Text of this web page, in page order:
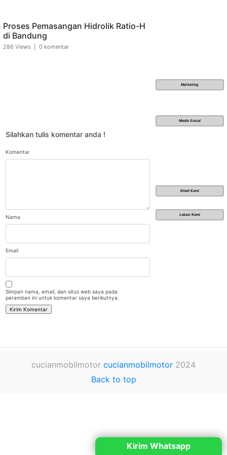
Proses Pemasangan Hidrolik Ratio-H
di Bandung
286 Views | 0 komentar
Silahkan tulis komentar anda !
Komentar
Nama
Email
Simpan nama, email, dan situs web saya pada
peramban ini untuk komentar saya berikutnya.
Marketing
Media Sosial
Email Kami
Lokasi Kami
cucianmobilmotor cucianmobilmotor 2024
Back to top